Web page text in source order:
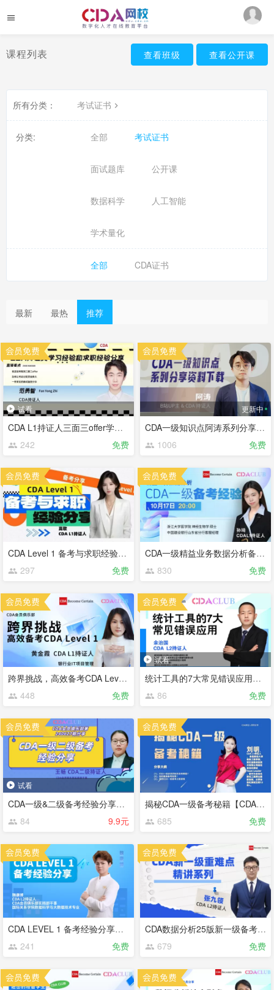
课程列表 查看班级 查看公开课
所有分类： 考试证书
分类: 全部 考试证书
面试题库 公开课
数据科学 人工智能
学术量化
全部 CDA证书
最新 最热 推荐
试看
CDA L1持证人三面三offer学习经验和求职经验分享【CDA俱乐部会员分享】
242
免费
更新中
CDA一级知识点阿涛系列分享(CDA持证人阿涛串讲一级)【CDA俱乐部会员分享】
1006
免费
CDA Level 1 备考与求职经验分享【CDA俱乐部会员分享】
297
免费
CDA一级精益业务数据分析备考经验【CDA俱乐部会员分享】
830
免费
跨界挑战，高效备考CDA Level 1【CDA俱乐部会员分享】
448
免费
试看
统计工具的7大常见错误应用【CDA俱乐部会员分享】
86
免费
试看
CDA一级&二级备考经验分享【CDA俱乐部会员专享】
84
9.9元
揭秘CDA一级备考秘籍【CDA俱乐部会员专享】
685
免费
CDA LEVEL 1 备考经验分享【CDA俱乐部会员分享】
241
免费
CDA数据分析25版新一级备考经验
679
免费